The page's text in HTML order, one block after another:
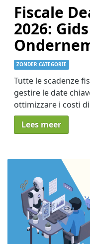
Fiscale
2026:
ZONDER CATEGORIE
Tutte le scadenze
gestire le date
ottimizzare i costi
Lees meer